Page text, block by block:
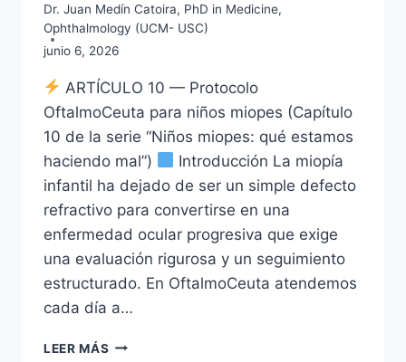
Dr. Juan Medín Catoira, PhD in Medicine,
Ophthalmology (UCM- USC)
junio 6, 2026
ARTÍCULO 10 — Protocolo
OftalmoCeuta para niños miopes (Capítulo
10 de la serie “Niños miopes: qué estamos
haciendo mal”)
Introducción La miopía
infantil ha dejado de ser un simple defecto
refractivo para convertirse en una
enfermedad ocular progresiva que exige
una evaluación rigurosa y un seguimiento
estructurado. En OftalmoCeuta atendemos
cada día a…
LEER MÁS NIÑOS